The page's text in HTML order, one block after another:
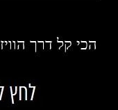
הכי קל דרך הוויז